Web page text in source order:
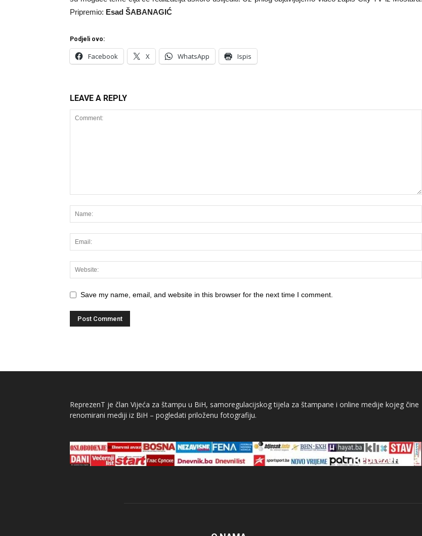
Pripremio: Esad ŠABANAGIĆ
Podjeli ovo:
Facebook X WhatsApp Ispis
LEAVE A REPLY
Save my name, email, and website in this browser for the next time I comment.
ReprezenT je član Vijeća za štampu u BiH, samoregulacijskog tijela za štampane i online medije kojeg čine
renomirani mediji iz BiH – pogledati priloženu fotografiju.